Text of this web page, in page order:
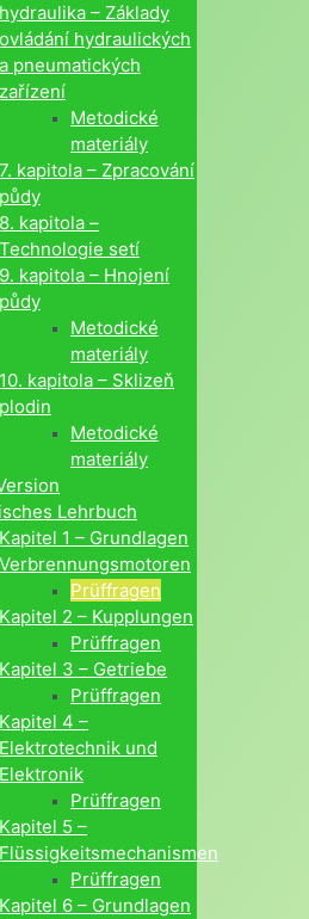
hydraulika – Základy
ovládání hydraulických
a pneumatických
zařízení
Metodické
materiály
7. kapitola – Zpracování
půdy
8. kapitola –
Technologie setí
9. kapitola – Hnojení
půdy
Metodické
materiály
10. kapitola – Sklizeň
plodin
Metodické
materiály
Lehrbuch
Kapitel 1 – Grundlagen
Verbrennungsmotoren
Prüffragen
Kapitel 2 – Kupplungen
Prüffragen
Kapitel 3 – Getriebe
Prüffragen
Kapitel 4 –
Elektrotechnik und
Elektronik
Prüffragen
Kapitel 5 –
Flüssigkeitsmechanismen
Prüffragen
Kapitel 6 – Grundlagen